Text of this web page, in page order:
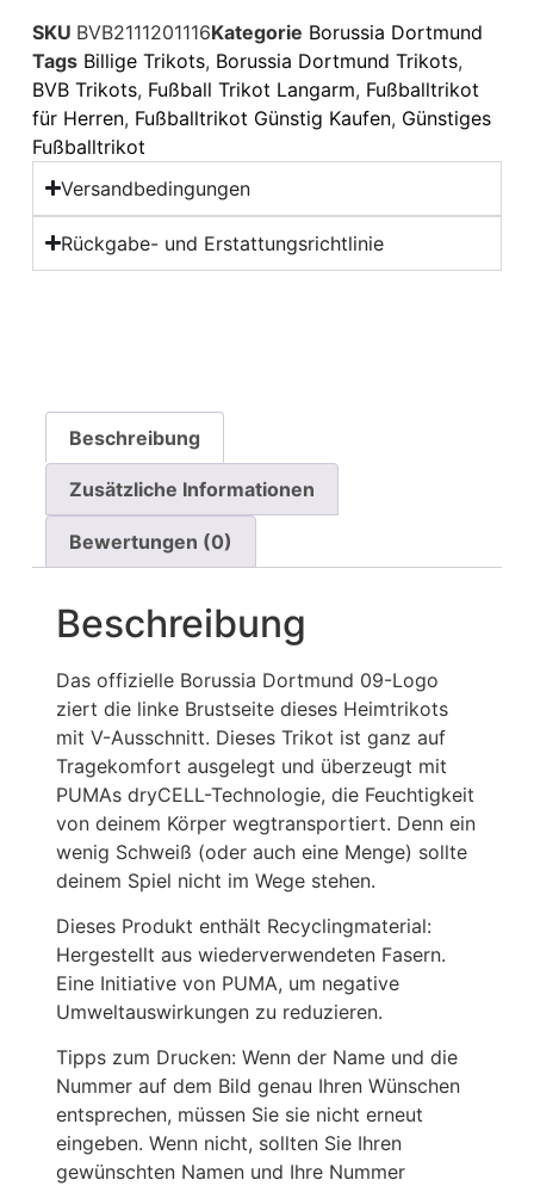
SKU BVB2111201116Kategorie Borussia Dortmund
Tags Billige Trikots, Borussia Dortmund Trikots,
BVB Trikots, Fußball Trikot Langarm, Fußballtrikot
für Herren, Fußballtrikot Günstig Kaufen, Günstiges
Fußballtrikot
Versandbedingungen
Rückgabe- und Erstattungsrichtlinie
Beschreibung
Zusätzliche Informationen
Bewertungen (0)
Beschreibung
Das offizielle Borussia Dortmund 09-Logo
ziert die linke Brustseite dieses Heimtrikots
mit V-Ausschnitt. Dieses Trikot ist ganz auf
Tragekomfort ausgelegt und überzeugt mit
PUMAs dryCELL-Technologie, die Feuchtigkeit
von deinem Körper wegtransportiert. Denn ein
wenig Schweiß (oder auch eine Menge) sollte
deinem Spiel nicht im Wege stehen.
Dieses Produkt enthält Recyclingmaterial:
Hergestellt aus wiederverwendeten Fasern.
Eine Initiative von PUMA, um negative
Umweltauswirkungen zu reduzieren.
Tipps zum Drucken: Wenn der Name und die
Nummer auf dem Bild genau Ihren Wünschen
entsprechen, müssen Sie sie nicht erneut
eingeben. Wenn nicht, sollten Sie Ihren
gewünschten Namen und Ihre Nummer